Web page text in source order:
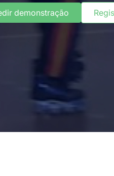
demonstração